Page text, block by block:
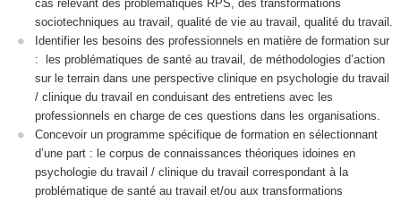
cas relevant des problématiques RPS, des transformations
sociotechniques au travail, qualité de vie au travail, qualité du travail.
Identifier les besoins des professionnels en matière de formation sur
: les problématiques de santé au travail, de méthodologies d’action
sur le terrain dans une perspective clinique en psychologie du travail
/ clinique du travail en conduisant des entretiens avec les
professionnels en charge de ces questions dans les organisations.
Concevoir un programme spécifique de formation en sélectionnant
d’une part : le corpus de connaissances théoriques idoines en
psychologie du travail / clinique du travail correspondant à la
problématique de santé au travail et/ou aux transformations